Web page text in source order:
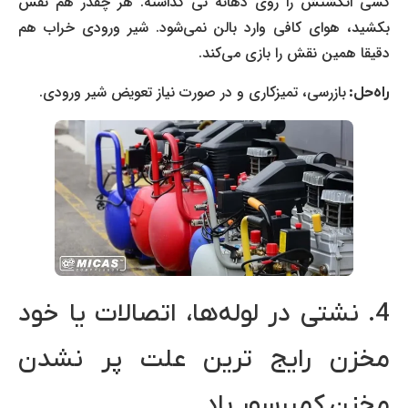
بکشید، هوای کافی وارد بالن نمی‌شود. شیر ورودی خراب هم
دقیقا همین نقش را بازی می‌کند.
راه‌حل: بازرسی، تمیزکاری و در صورت نیاز تعویض شیر ورودی.
4. نشتی در لوله‌ها، اتصالات یا خود
مخزن رایج ترین علت پر نشدن